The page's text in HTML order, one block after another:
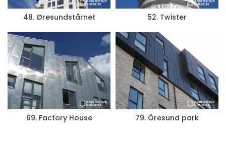
48. Øresundstårnet 52. Twister
69. Factory House 79. Öresund park